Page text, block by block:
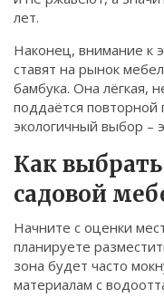
лет.
Наконец, внимание к
ставят на рынок
бамбука. Она лёгкая,
поддаётся повторной
экологичный выбор –
Как
садовой
Начните с оценки
планируете
зона будет часто
материалам с